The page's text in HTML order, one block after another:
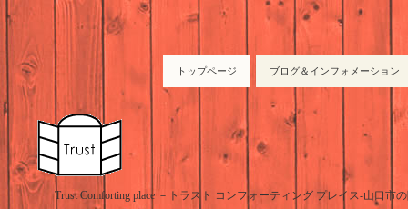
トップページ ブログ＆インフォメーション
Trust Comforting place －トラスト コンフォーティング プレイス-山口市